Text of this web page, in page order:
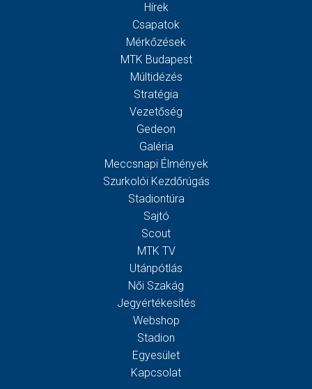
Hírek
Csapatok
Mérkőzések
MTK Budapest
Múltidézés
Stratégia
Vezetőség
Gedeon
Galéria
Meccsnapi Élmények
Szurkolói Kezdőrúgás
Stadiontúra
Sajtó
Scout
MTK TV
Utánpótlás
Női Szakág
Jegyértékesítés
Webshop
Stadion
Egyesület
Kapcsolat